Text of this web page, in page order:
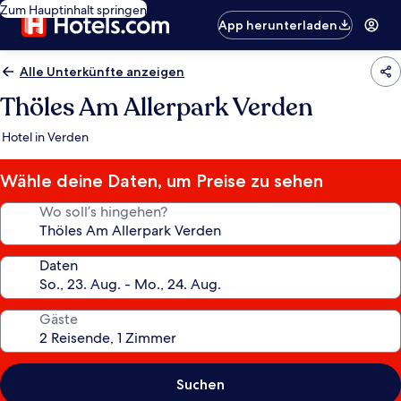
Zum Hauptinhalt springen
App herunterladen
Alle Unterkünfte anzeigen
Thöles Am Allerpark Verden
Hotel in Verden
Wähle deine Daten, um Preise zu sehen
Wo soll’s hingehen?
Daten
Gäste
Suchen